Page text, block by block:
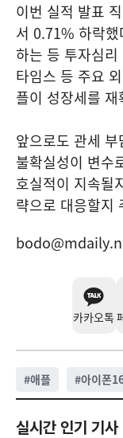
이번 실적 발표
서 0.71% 하락
하는 등 투자심
타임스 등 주요
플이 성장세를
앞으로도 관세
불확실성이 변수
호실적이 지속될
략으로 대응할지
카카오톡
#애플 #아이폰
실시간 인기 기사